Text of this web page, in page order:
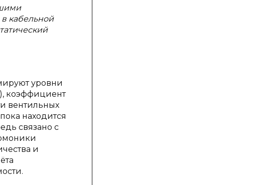
кабельной
уровни
коэффициент
вентильных
находится
связано с
и